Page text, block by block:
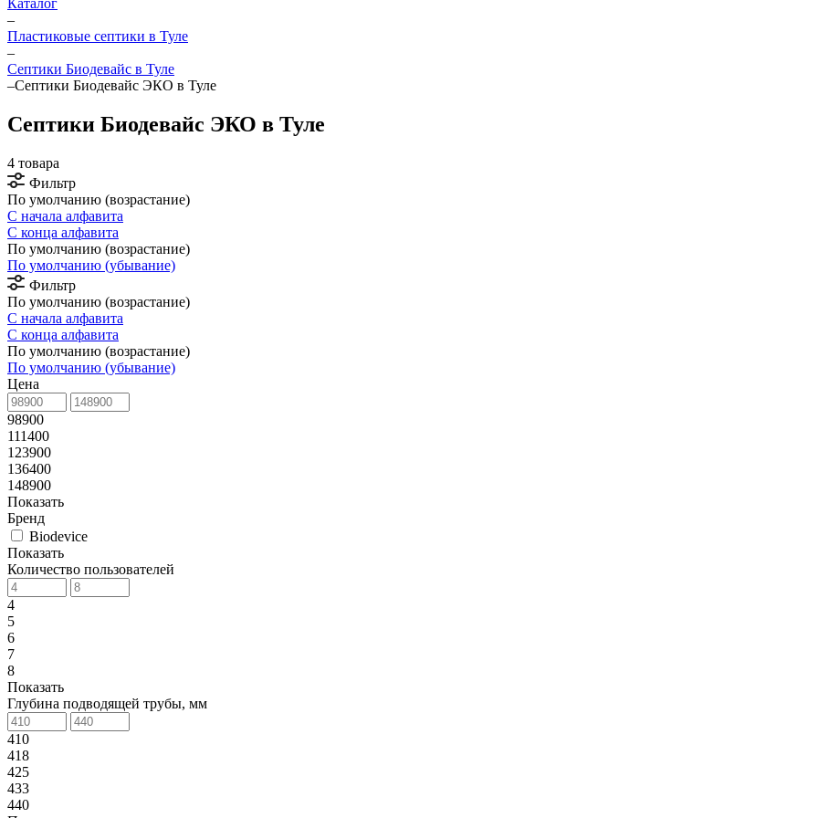
Каталог
–
Пластиковые септики в Туле
–
Септики Биодевайс в Туле
–Септики Биодевайс ЭКО в Туле
Септики Биодевайс ЭКО в Туле
4 товара
Фильтр
По умолчанию (возрастание)
С начала алфавита
С конца алфавита
По умолчанию (возрастание)
По умолчанию (убывание)
Фильтр
По умолчанию (возрастание)
С начала алфавита
С конца алфавита
По умолчанию (возрастание)
По умолчанию (убывание)
Цена
98900
111400
123900
136400
148900
Показать
Бренд
Biodevice
Показать
Количество пользователей
4
5
6
7
8
Показать
Глубина подводящей трубы, мм
410
418
425
433
440